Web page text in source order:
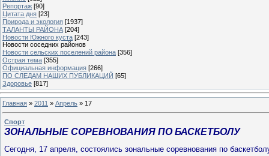
Репортаж [90]
Цитата дня [23]
Природа и экология [1937]
ТАЛАНТЫ РАЙОНА [204]
Новости Южного куста [243]
Новости соседних районов
Новости сельских поселений района [356]
Острая тема [355]
Официальная информация [266]
ПО СЛЕДАМ НАШИХ ПУБЛИКАЦИЙ [65]
Здоровье [817]
Главная » 2011 » Апрель » 17
Спорт
ЗОНАЛЬНЫЕ СОРЕВНОВАНИЯ ПО БАСКЕТБОЛУ
Сегодня, 17 апреля, состоялись зональные соревнования по